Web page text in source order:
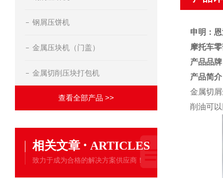
钢屑压饼机
金属压块机（门盖）
金属切削压块打包机
查看全部产品 >>
相关文章 · ARTICLES
致力于成为合格的解决方案供应商！
申明：
摩托车
产品品
产品简
金属切
削油可